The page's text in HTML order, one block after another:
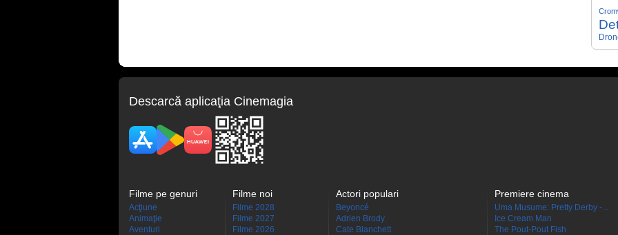
Descarcă aplicaţia Cinemagia
Filme pe genuri
Acţiune
Animaţie
Aventuri
Filme noi
Filme 2028
Filme 2027
Filme 2026
Actori populari
Beyoncé
Adrien Brody
Cate Blanchett
Premiere cinema
Uma Musume: Pretty Derby -...
Ice Cream Man
The Pout-Pout Fish